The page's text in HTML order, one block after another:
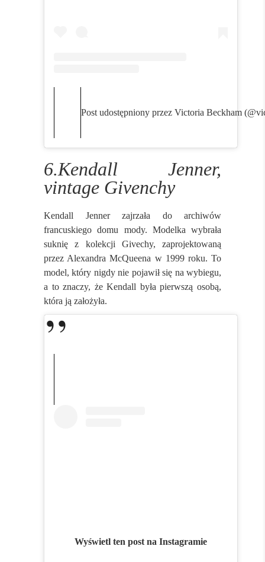
Post udostępniony przez Victoria Beckham
6.Kendall Jenner,
vintage Givenchy
Kendall Jenner zajrzała do archiwów
francuskiego domu mody. Modelka wybrała
suknię z kolekcji Givechy, zaprojektowaną
przez Alexandra McQueena w 1999 roku. To
model, który nigdy nie pojawił się na wybiegu,
a to znaczy, że Kendall była pierwszą osobą,
która ją założyła.
Wyświetl ten post na Instagramie